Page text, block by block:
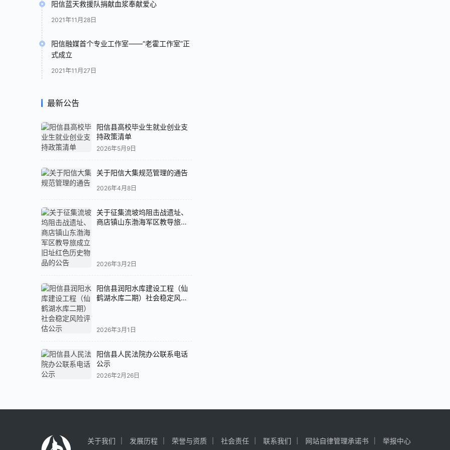
阳信蓝天救援队捐献血浆奉献爱心
2021年11月28日
阳信融媒首个专业工作室——“老霍工作室”正
式成立
2021年11月27日
最新公告
阳信县高校毕业生就业创业支
持政策清单
2026年5月9日
关于阳信大集规范管理的通告
2026年4月8日
关于征集流坡坞阻击战遗址、
商店镇山东渤海军区教导旅成
2026年3月2日
阳信县润阳水库建设工程（仙
鹤湖水库二期）社会稳定风险
2026年3月1日
阳信县人民法院办公联系电话
公示
2026年2月26日
关于我们 发展历程 荣誉与资质 社会责任 联系我们 网站自律管理承诺书 举报中心